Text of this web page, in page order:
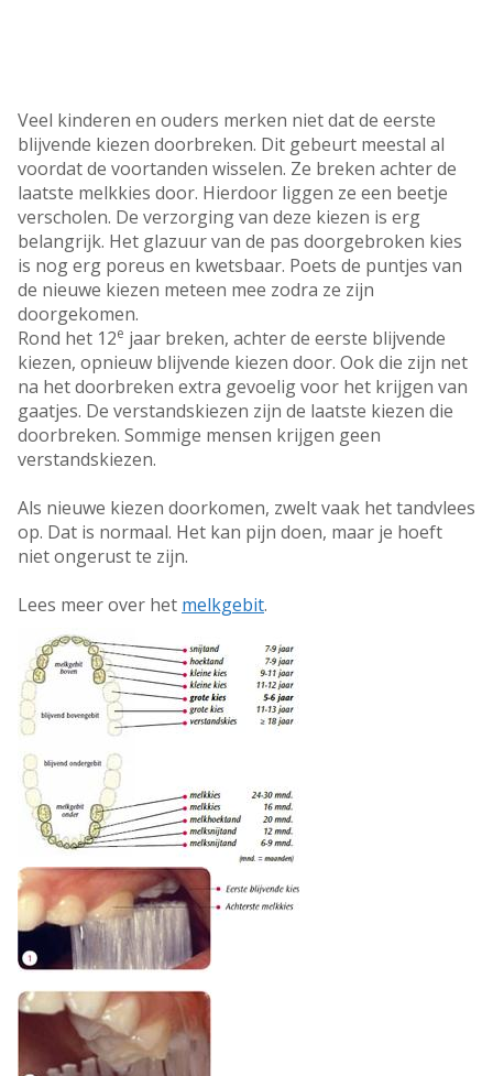
Veel kinderen en ouders merken niet dat de eerste
blijvende kiezen doorbreken. Dit gebeurt meestal al
voordat de voortanden wisselen. Ze breken achter de
laatste melkkies door. Hierdoor liggen ze een beetje
verscholen. De verzorging van deze kiezen is erg
belangrijk. Het glazuur van de pas doorgebroken kies
is nog erg poreus en kwetsbaar. Poets de puntjes van
de nieuwe kiezen meteen mee zodra ze zijn
doorgekomen.
Rond het 12e jaar breken, achter de eerste blijvende
kiezen, opnieuw blijvende kiezen door. Ook die zijn net
na het doorbreken extra gevoelig voor het krijgen van
gaatjes. De verstandskiezen zijn de laatste kiezen die
doorbreken. Sommige mensen krijgen geen
verstandskiezen.
Als nieuwe kiezen doorkomen, zwelt vaak het tandvlees
op. Dat is normaal. Het kan pijn doen, maar je hoeft
niet ongerust te zijn.
Lees meer over het melkgebit.